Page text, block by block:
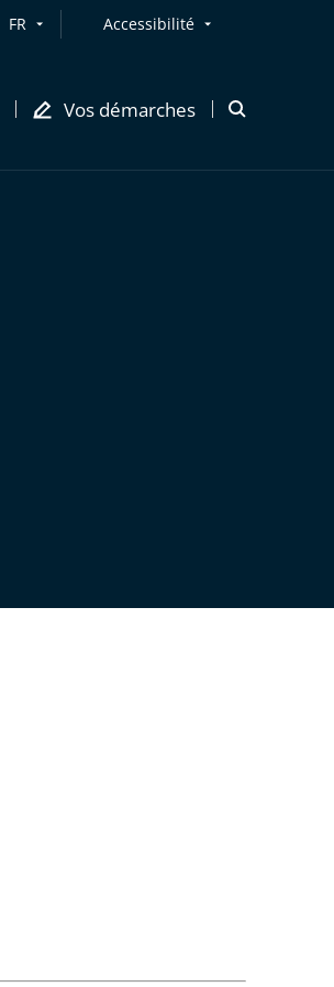
FR Accessibilité
Vos démarches
Ouvrir